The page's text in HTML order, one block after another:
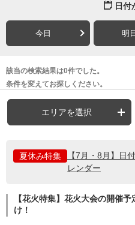
日付
今日 明日
該当の検索結果は0件でした。
条件を変えてお探しください。
エリアを選択
夏休み特集
【7月・8月】日
レンダー
【花火特集】花火大会の開催
け！